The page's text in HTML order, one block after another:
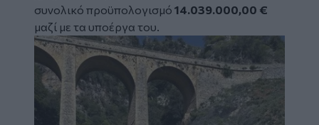
συνολικό προϋπολογισμό 14.039.000,00 €
μαζί με τα υποέργα του.
Image